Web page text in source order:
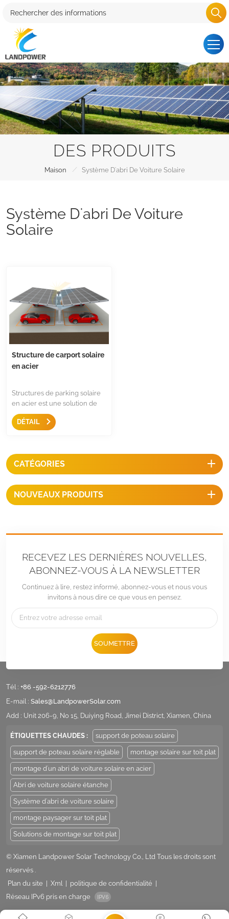
DES PRODUITS
Maison / Système D'abri De Voiture Solaire
Système D'abri De Voiture
Solaire
Structure de carport solaire
en acier
Structures de parking solaire
en acier est une solution de
montage solide pour les aires
de stationnement, la
maximal pour le
stationnement des voitures.
DÉTAIL
CATÉGORIES
NOUVEAUX PRODUITS
RECEVEZ LES DERNIÈRES NOUVELLES,
ABONNEZ-VOUS À LA NEWSLETTER
Continuez à lire, restez informé, abonnez-vous et nous vous
invitons à nous dire ce que vous en pensez.
SOUMETTRE
Tél : +86 -592-6212776
E-mail : Sales@LandpowerSolar.com
Add : Unit 206-9, No 15, Duiying Road, Jimei District, Xiamen, China
ÉTIQUETTES CHAUDES : support de poteau solaire
support de poteau solaire réglable montage solaire sur toit plat
montage d'un abri de voiture solaire en acier
Abri de voiture solaire étanche
Système d'abri de voiture solaire
montage paysager sur toit plat
Solutions de montage sur toit plat
© Xiamen Landpower Solar Technology Co., Ltd Tous les droits sont
réservés .
Plan du site
Xml politique de confidentialité
Réseau IPv6 pris en charge